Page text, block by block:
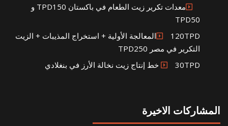
معدات تكرير زيت الطعام في باكستان TPD150 و
TPD50
120TPDالمعالجة الأولية + استخراج المذيبات + الزيت
التكرير في مصر TPD250
30TPD خط إنتاج زيت نخالة الأرز في بنغلادي
المشاركات الاخيرة